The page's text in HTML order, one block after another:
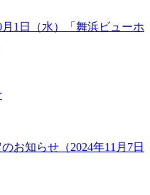
1日（水）「舞浜ビューホ
お知らせ（2024年11月7日